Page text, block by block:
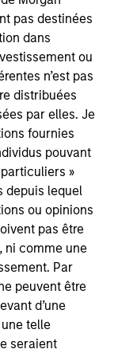
pas destinées
dans
ou
n’est pas
distribuées
par elles. Je
fournies
pouvant
»
depuis lequel
ou opinions
pas être
ni comme une
Par
peuvent être
d’une
telle
seraient
for informational
guarantee that
performance
in the future (for
marks above
The information
or
on any
to a
to you
any hyperlink is
approval,
us of any
In no event
contained on